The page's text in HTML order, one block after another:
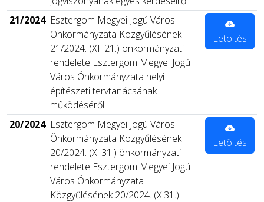
21/2024 Esztergom Megyei Jogú Város
Önkormányzata Közgyűlésének
21/2024. (XI. 21.) önkormányzati
rendelete Esztergom Megyei Jogú
Város Önkormányzata helyi
építészeti tervtanácsának
működéséről.
Letöltés
20/2024 Esztergom Megyei Jogú Város
Önkormányzata Közgyűlésének
20/2024. (X. 31.) önkormányzati
rendelete Esztergom Megyei Jogú
Város Önkormányzata
Közgyűlésének 20/2024. (X.31.)
Letöltés